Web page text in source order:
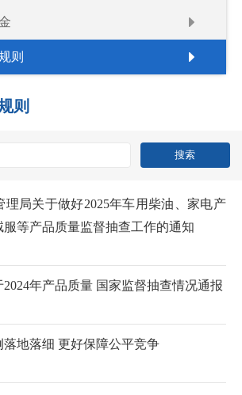
则
则
理局关于做好2025年车用柴油、家电产
等产品质量监督抽查工作的通知
年产品质量 国家监督抽查情况通报
地落细 更好保障公平竞争